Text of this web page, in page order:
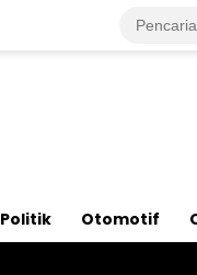
Politik Otomotif